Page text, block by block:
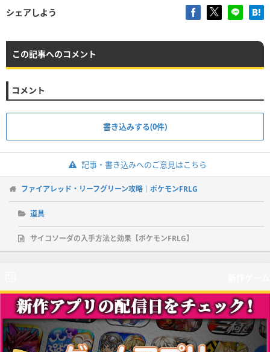
シェアしよう
この記事へのコメント
コメント
書き込みする(0件)
記事・書き込みへのご意見はこちら
ファイアレッド・リーフグリーン攻略｜ポケモンFRLG
道具
サイコソーダの入手方法と効果【ポケモンFRLG】